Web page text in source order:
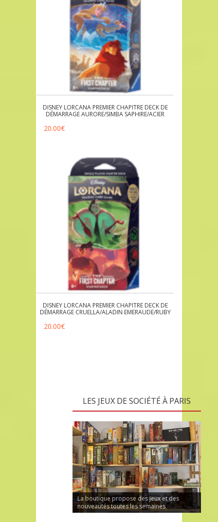
DISNEY LORCANA PREMIER CHAPITRE DECK DE
DÉMARRAGE AURORE/SIMBA SAPHIRE/ACIER
20.00€
DISNEY LORCANA PREMIER CHAPITRE DECK DE
DÉMARRAGE CRUELLA/ALADIN EMERAUDE/RUBY
20.00€
LES JEUX DE SOCIÉTÉ À PARIS
La boutique propose des jeux et des
nouveautés toutes les semaines